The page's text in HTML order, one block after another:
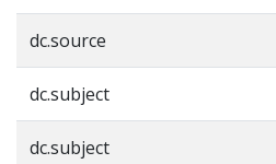
dc.source
dc.subject
dc.subject